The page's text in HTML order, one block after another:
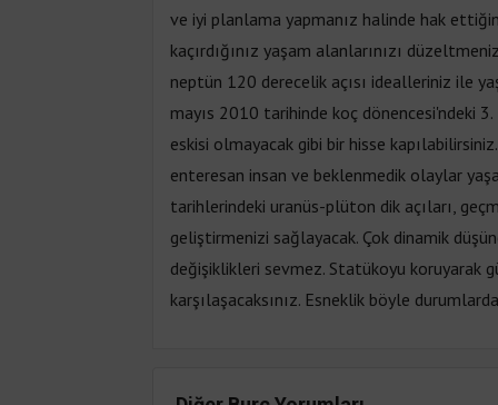
ve iyi planlama yapmanız halinde hak
kaçırdığınız yaşam alanlarınızı
neptün 120 derecelik açısı idealleriniz ile
mayıs 2010 tarihinde koç dönencesi'ndeki
eskisi olmayacak gibi bir hisse
enteresan insan ve beklenmedik olaylar
tarihlerindeki uranüs-plüton dik açıları,
geliştirmenizi sağlayacak. Çok dinamik
değişiklikleri sevmez. Statükoyu koruyarak
karşılaşacaksınız. Esneklik böyle